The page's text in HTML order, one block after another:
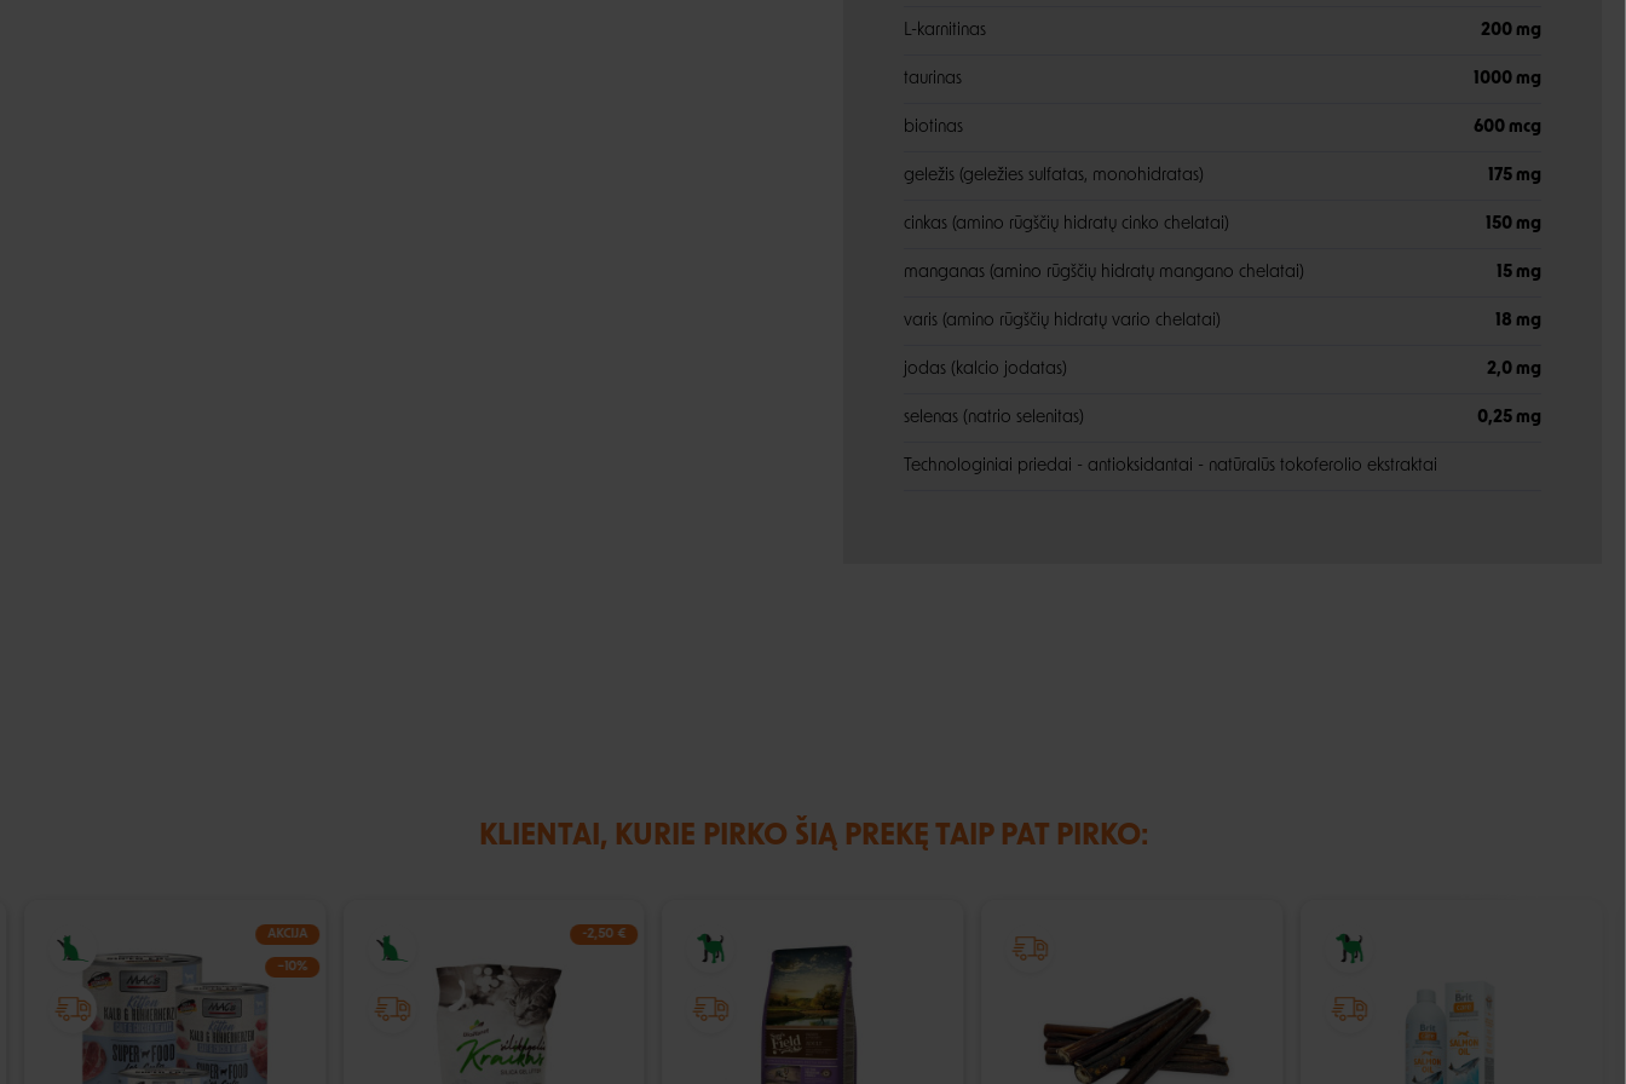
L-karnitinas 200 mg
taurinas 1000 mg
biotinas 600 mcg
geležis (geležies sulfatas, monohidratas) 175 mg
cinkas (amino rūgščių hidratų cinko chelatai) 150 mg
manganas (amino rūgščių hidratų mangano chelatai) 15 mg
varis (amino rūgščių hidratų vario chelatai) 18 mg
jodas (kalcio jodatas) 2,0 mg
selenas (natrio selenitas) 0,25 mg
Technologiniai priedai - antioksidantai - natūralūs tokoferolio ekstraktai
KLIENTAI, KURIE PIRKO ŠIĄ PREKĘ TAIP PAT PIRKO:
AKCIJA
−10%
-2,50 €